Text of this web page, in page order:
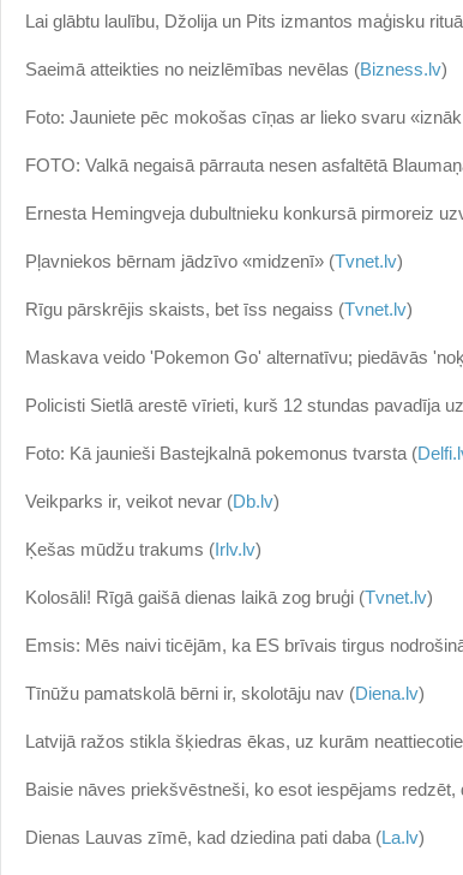
Lai glābtu laulību, Džolija un Pits izmantos maģisku
Saeimā atteikties no neizlēmības nevēlas (Bizness.lv)
Foto: Jauniete pēc mokošas cīņas ar lieko svaru
FOTO: Valkā negaisā pārrauta nesen asfaltētā
Ernesta Hemingveja dubultnieku konkursā pirmoreiz
Pļavniekos bērnam jādzīvo «midzenī» (Tvnet.lv)
Rīgu pārskrējis skaists, bet īss negaiss (Tvnet.lv)
Maskava veido 'Pokemon Go' alternatīvu; piedāvās
Policisti Sietlā arestē vīrieti, kurš 12 stundas pavadīja
Foto: Kā jaunieši Bastejkalnā pokemonus tvarsta (
Veikparks ir, veikot nevar (Db.lv)
Ķešas mūdžu trakums ( Irlv.lv)
Kolosāli! Rīgā gaišā dienas laikā zog bruģi (Tvnet.lv)
Emsis: Mēs naivi ticējām, ka ES brīvais tirgus
Tīnūžu pamatskolā bērni ir, skolotāju nav (Diena.lv)
Latvijā ražos stikla šķiedras ēkas, uz kurām
Baisie nāves priekšvēstneši, ko esot iespējams redzēt,
Dienas Lauvas zīmē, kad dziedina pati daba (La.lv)